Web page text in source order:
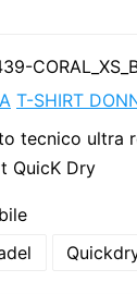
T-SHIRT
tecnico ultra
QuicK Dry